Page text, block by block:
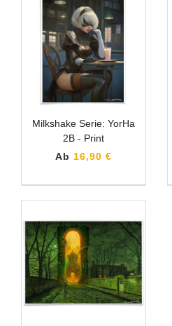
Milkshake Serie: YorHa
2B - Print
Ab 16,90 €